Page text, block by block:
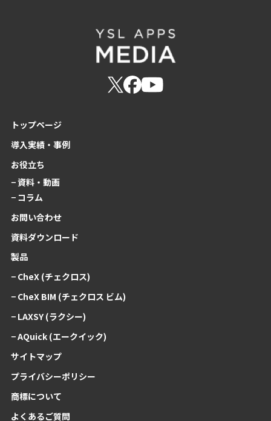
トップページ
導入実績・事例
お役立ち
− 資料・動画
− コラム
お問い合わせ
資料ダウンロード
製品
− CheX (チェクロス)
− CheX BIM (チェクロス ビム)
− LAXSY (ラクシー)
− AQuick (エークイック)
サイトマップ
プライバシーポリシー
商標について
よくあるご質問